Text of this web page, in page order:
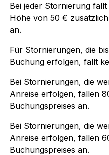
Bei jeder Stornierung
Höhe von 50 €
an.
Für Stornierungen, die
Buchung erfolgen, fällt
Bei Stornierungen, die
Anreise erfolgen, fallen
Buchungspreises an.
Bei Stornierungen, die
Anreise erfolgen, fallen
Buchungspreises an.